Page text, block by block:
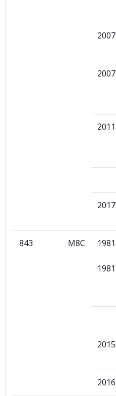
2007
2007
2011
2017
843 M8C 1981
1981
2015
2016